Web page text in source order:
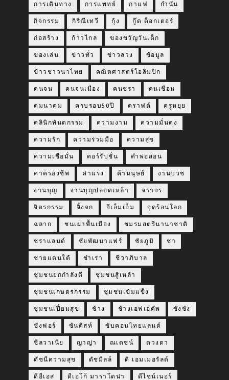
การเดินทาง การแพทย์ กาแฟ กำนัน
กิจกรรม กิริณีเทวี กุ้ง กู๊ด ด็อกเตอร์
ก่อสร้าง ก้าวไกล ของขวัญวันเด็ก
ของเล่น ข่าวทั่ว ข่าวลวง ข้อมูล
ข้าวชาวนาไทย คณิตศาสตร์โอลิมปิก
คนจน คนจนเมือง คนชรา คนเชือน
คมนาคม ครบรอบ50ปี คราฟต์ ครูหยุย
คลินิกทันตกรรม ความงาม ความมั่นคง
ความรัก ความร่วมมือ ความสุข
ความเชื่อมั่น คอร์รัปชั่น คำพ่อสอน
ค่าครองชีพ ค่าแรง ค้ามนุษย์ งานบวช
งานบุญ งานบุญปลอดเหล้า จราจร
จิตรกรรม จิ้งจก จีเอ็มเอ็ม จุดร้อนโลก
ฉลาก ชนเผ่าพื้นเมือง ชมรมสตรีนานาชาติ
ชราแลนด์ ชัยพัฒนาแฟร์ ชัยภูมิ ชา
ชายแดนใต้ ชำเรา ชีวาภิบาล
ชุมชนยกกำลังดี ชุมชนสู้เหล้า
ชุมชนเกษตรกรรม ชุมชนเข้มแข็ง
ชุมชนเปี่ยมสุข ช้าง ช้างเอฟเอคัพ ซังซัง
ซังฟอร์ ซันคิสท์ ซับคอนไทยแลนด์
ซีลวาเนีย ญาญ่า ณเดชน์ ดวงตา
ดัชนีความสุข ดัชมิลล์ ดิ เอมเมอรัลด์
ดีอีเอส ดีเอโก้ มาราโดน่า ดีไซน์เนอร์